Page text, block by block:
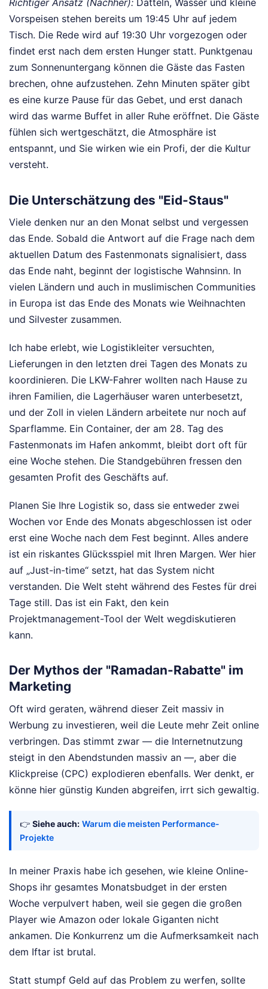
Richtiger Ansatz (Nachher): Datteln, Wasser und kleine
Vorspeisen stehen bereits um 19:45 Uhr auf jedem
Tisch. Die Rede wird auf 19:30 Uhr vorgezogen oder
findet erst nach dem ersten Hunger statt. Punktgenau
zum Sonnenuntergang können die Gäste das Fasten
brechen, ohne aufzustehen. Zehn Minuten später gibt
es eine kurze Pause für das Gebet, und erst danach
wird das warme Buffet in aller Ruhe eröffnet. Die Gäste
fühlen sich wertgeschätzt, die Atmosphäre ist
entspannt, und Sie wirken wie ein Profi, der die Kultur
versteht.
Die Unterschätzung des "Eid-Staus"
Viele denken nur an den Monat selbst und vergessen
das Ende. Sobald die Antwort auf die Frage nach dem
aktuellen Datum des Fastenmonats signalisiert, dass
das Ende naht, beginnt der logistische Wahnsinn. In
vielen Ländern und auch in muslimischen Communities
in Europa ist das Ende des Monats wie Weihnachten
und Silvester zusammen.
Ich habe erlebt, wie Logistikleiter versuchten,
Lieferungen in den letzten drei Tagen des Monats zu
koordinieren. Die LKW-Fahrer wollten nach Hause zu
ihren Familien, die Lagerhäuser waren unterbesetzt,
und der Zoll in vielen Ländern arbeitete nur noch auf
Sparflamme. Ein Container, der am 28. Tag des
Fastenmonats im Hafen ankommt, bleibt dort oft für
eine Woche stehen. Die Standgebühren fressen den
gesamten Profit des Geschäfts auf.
Planen Sie Ihre Logistik so, dass sie entweder zwei
Wochen vor Ende des Monats abgeschlossen ist oder
erst eine Woche nach dem Fest beginnt. Alles andere
ist ein riskantes Glücksspiel mit Ihren Margen. Wer hier
auf „Just-in-time“ setzt, hat das System nicht
verstanden. Die Welt steht während des Festes für drei
Tage still. Das ist ein Fakt, den kein
Projektmanagement-Tool der Welt wegdiskutieren
kann.
Der Mythos der "Ramadan-Rabatte" im
Marketing
Oft wird geraten, während dieser Zeit massiv in
Werbung zu investieren, weil die Leute mehr Zeit online
verbringen. Das stimmt zwar — die Internetnutzung
steigt in den Abendstunden massiv an —, aber die
Klickpreise (CPC) explodieren ebenfalls. Wer denkt, er
könne hier günstig Kunden abgreifen, irrt sich gewaltig.
👉 Siehe auch: Warum die meisten Performance-
Projekte
In meiner Praxis habe ich gesehen, wie kleine Online-
Shops ihr gesamtes Monatsbudget in der ersten
Woche verpulvert haben, weil sie gegen die großen
Player wie Amazon oder lokale Giganten nicht
ankamen. Die Konkurrenz um die Aufmerksamkeit nach
dem Iftar ist brutal.
Statt stumpf Geld auf das Problem zu werfen, sollte